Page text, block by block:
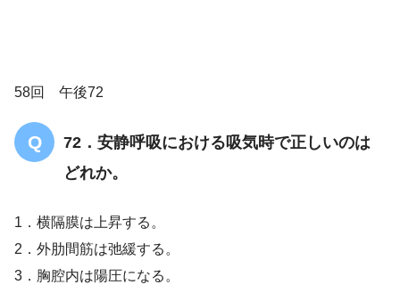
58回 午後72
72．安静呼吸における吸気時で正しいのは
どれか。
1．横隔膜は上昇する。
2．外肋間筋は弛緩する。
3．胸腔内は陽圧になる。